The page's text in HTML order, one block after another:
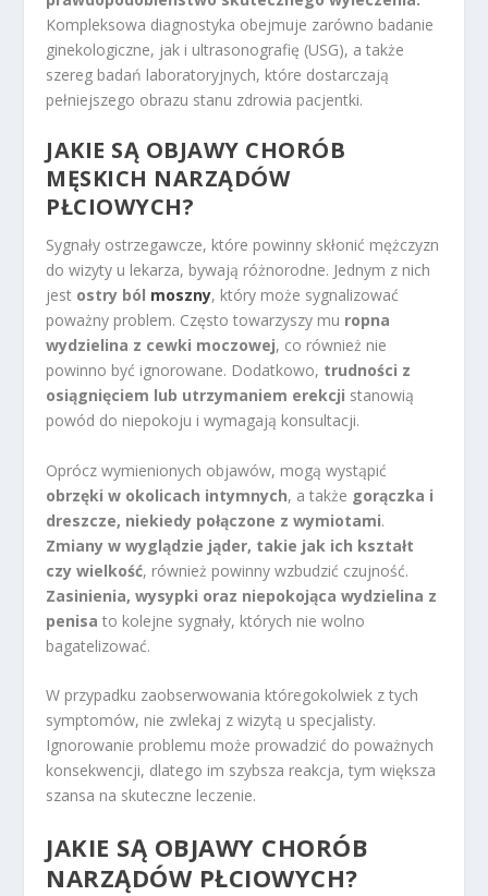
Kompleksowa diagnostyka obejmuje zarówno badanie
ginekologiczne, jak i ultrasonografię (USG), a także
szereg badań laboratoryjnych, które dostarczają
pełniejszego obrazu stanu zdrowia pacjentki.
JAKIE SĄ OBJAWY CHORÓB
MĘSKICH NARZĄDÓW
PŁCIOWYCH?
Sygnały ostrzegawcze, które powinny skłonić mężczyzn
do wizyty u lekarza, bywają różnorodne. Jednym z nich
jest ostry ból moszny, który może sygnalizować
poważny problem. Często towarzyszy mu ropna
wydzielina z cewki moczowej, co również nie
powinno być ignorowane. Dodatkowo, trudności z
osiągnięciem lub utrzymaniem erekcji stanowią
powód do niepokoju i wymagają konsultacji.
Oprócz wymienionych objawów, mogą wystąpić
obrzęki w okolicach intymnych, a także gorączka i
dreszcze, niekiedy połączone z wymiotami.
Zmiany w wyglądzie jąder, takie jak ich kształt
czy wielkość, również powinny wzbudzić czujność.
Zasinienia, wysypki oraz niepokojąca wydzielina z
penisa to kolejne sygnały, których nie wolno
bagatelizować.
W przypadku zaobserwowania któregokolwiek z tych
symptomów, nie zwlekaj z wizytą u specjalisty.
Ignorowanie problemu może prowadzić do poważnych
konsekwencji, dlatego im szybsza reakcja, tym większa
szansa na skuteczne leczenie.
JAKIE SĄ OBJAWY CHORÓB
NARZĄDÓW PŁCIOWYCH?